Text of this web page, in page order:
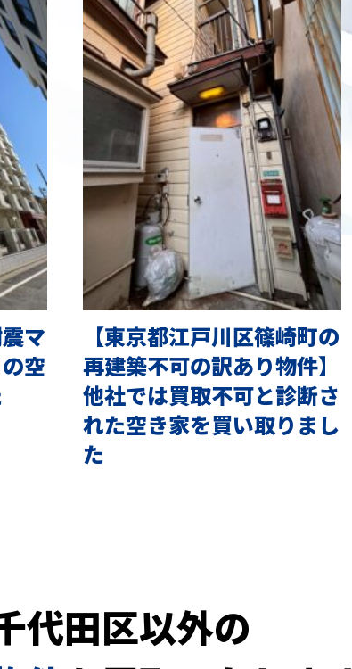
マ
空
【東京都江戸川区篠崎町の
再建築不可の訳あり物件】
他社では買取不可と診断さ
れた空き家を買い取りまし
た
代田区以外の